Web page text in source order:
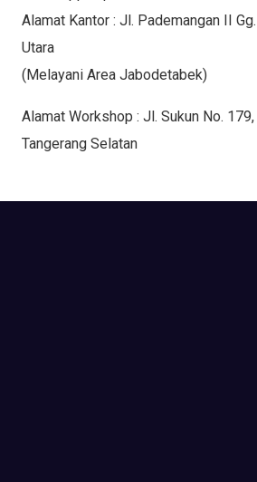
Alamat Kantor : Jl. Pademangan II
Utara
(Melayani Area Jabodetabek)
Alamat Workshop : Jl. Sukun No.
Tangerang Selatan